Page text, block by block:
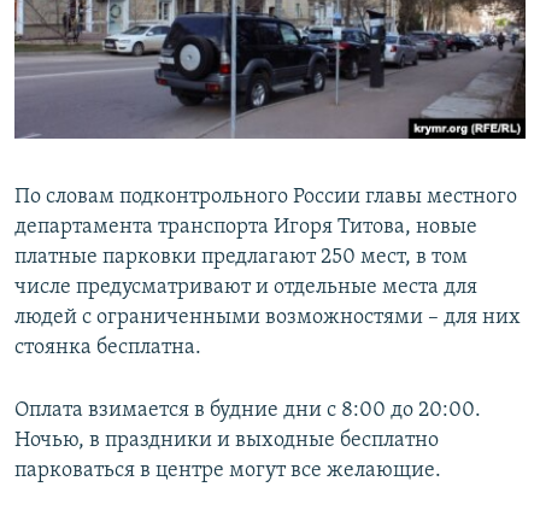
По словам подконтрольного России главы местного
департамента транспорта Игоря Титова, новые
платные парковки предлагают 250 мест, в том
числе предусматривают и отдельные места для
людей с ограниченными возможностями – для них
стоянка бесплатна.
Оплата взимается в будние дни с 8:00 до 20:00.
Ночью, в праздники и выходные бесплатно
парковаться в центре могут все желающие.